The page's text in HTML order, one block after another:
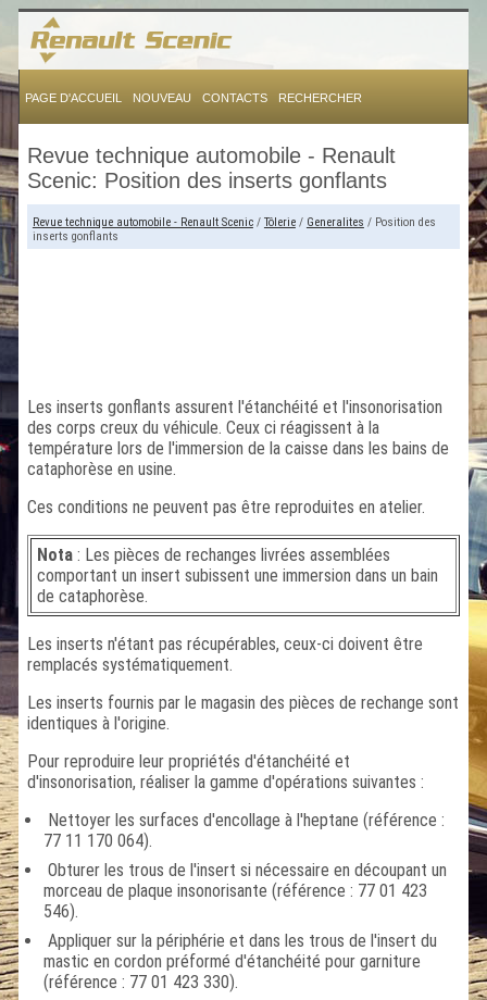
PAGE D'ACCUEIL NOUVEAU CONTACTS RECHERCHER
Revue technique automobile - Renault
Scenic: Position des inserts gonflants
Revue technique automobile - Renault Scenic/ Tôlerie/ Generalites / Position des
inserts gonflants
Les inserts gonflants assurent l'étanchéité et l'insonorisation
des corps creux du véhicule. Ceux ci réagissent à la
température lors de l'immersion de la caisse dans les bains de
cataphorèse en usine.
Ces conditions ne peuvent pas être reproduites en atelier.
Nota: Les pièces de rechanges livrées assemblées
comportant un insert subissent une immersion dans un bain
de cataphorèse.
Les inserts n'étant pas récupérables, ceux-ci doivent être
remplacés systématiquement.
Les inserts fournis par le magasin des pièces de rechange sont
identiques à l'origine.
Pour reproduire leur propriétés d'étanchéité et
d'insonorisation, réaliser la gamme d'opérations suivantes :
Nettoyer les surfaces d'encollage à l'heptane (référence :
77 11 170 064).
Obturer les trous de l'insert si nécessaire en découpant un
morceau de plaque insonorisante (référence : 77 01 423
546).
Appliquer sur la périphérie et dans les trous de l'insert du
mastic en cordon préformé d'étanchéité pour garniture
(référence : 77 01 423 330).